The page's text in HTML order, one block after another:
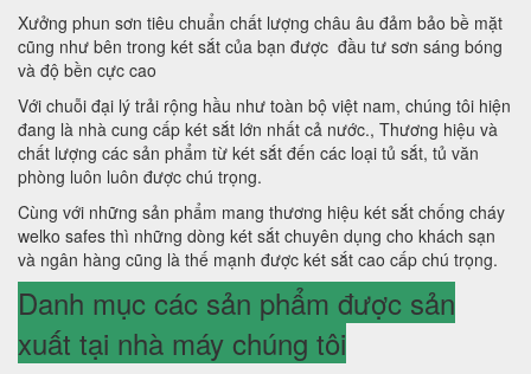
Xưởng phun sơn tiêu chuẩn chất lượng châu âu đảm bảo bề mặt
cũng như bên trong két sắt của bạn được đầu tư sơn sáng bóng
và độ bền cực cao
Với chuỗi đại lý trải rộng hầu như toàn bộ việt nam, chúng tôi hiện
đang là nhà cung cấp két sắt lớn nhất cả nước., Thương hiệu và
chất lượng các sản phẩm từ két sắt đến các loại tủ sắt, tủ văn
phòng luôn luôn được chú trọng.
Cùng với những sản phẩm mang thương hiệu két sắt chống cháy
welko safes thì những dòng két sắt chuyên dụng cho khách sạn
và ngân hàng cũng là thế mạnh được két sắt cao cấp chú trọng.
Danh mục các sản phẩm được sản
xuất tại nhà máy chúng tôi